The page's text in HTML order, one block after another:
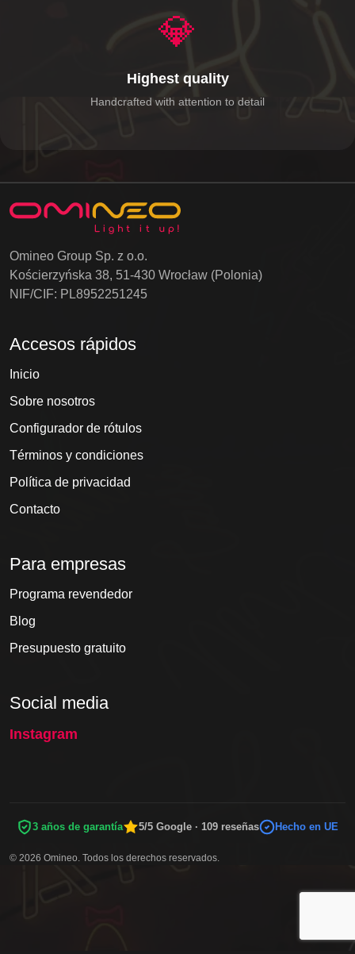
💎
Highest quality
Handcrafted with attention to detail
Omineo Group Sp. z o.o.
Kościerzyńska 38, 51-430 Wrocław (Polonia)
NIF/CIF: PL8952251245
Accesos rápidos
Inicio
Sobre nosotros
Configurador de rótulos
Términos y condiciones
Política de privacidad
Contacto
Para empresas
Programa revendedor
Blog
Presupuesto gratuito
Social media
Instagram
3 años de garantía 5/5 Google · 109 reseñas Hecho en UE
© 2026 Omineo. Todos los derechos reservados.